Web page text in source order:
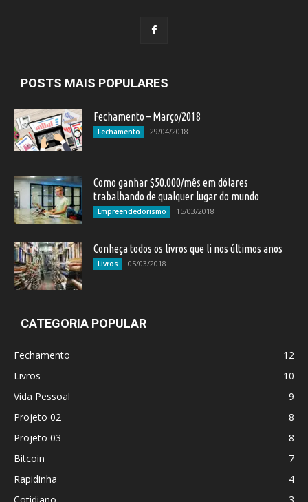
POSTS MAIS POPULARES
Fechamento – Março/2018
Fechamento 29/04/2018
Como ganhar $50.000/mês em dólares
trabalhando de qualquer lugar do mundo
Empreendedorismo 15/03/2018
Conheça todos os livros que li nos últimos anos
Livros 05/03/2018
CATEGORIA POPULAR
Fechamento
12
Livros
10
Vida Pessoal
9
Projeto 02
8
Projeto 03
8
Bitcoin
7
Rapidinha
4
Cotidiano
3